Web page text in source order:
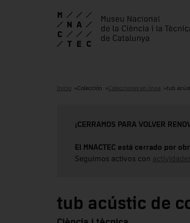
Inicio Colección Colecciones en línea tub
¡CERRAMOS PARA VOLVER
El MNACTEC está cerrado por
Seguimos activos con
tub acústic de